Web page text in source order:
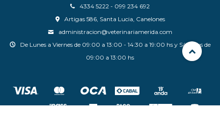
4334 5222 - 099 234 692
Artigas 586, Santa Lucia, Canelones
administracion@veterinariamerida.com
De Lunes a Viernes de 09:00 a 13:00 - 14:30 a 19:00 hs y Sábados de
09:00 a 13:00 hs